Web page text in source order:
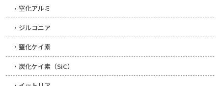
窒化アルミ
ジルコニア
窒化ケイ素
炭化ケイ素（SiC）